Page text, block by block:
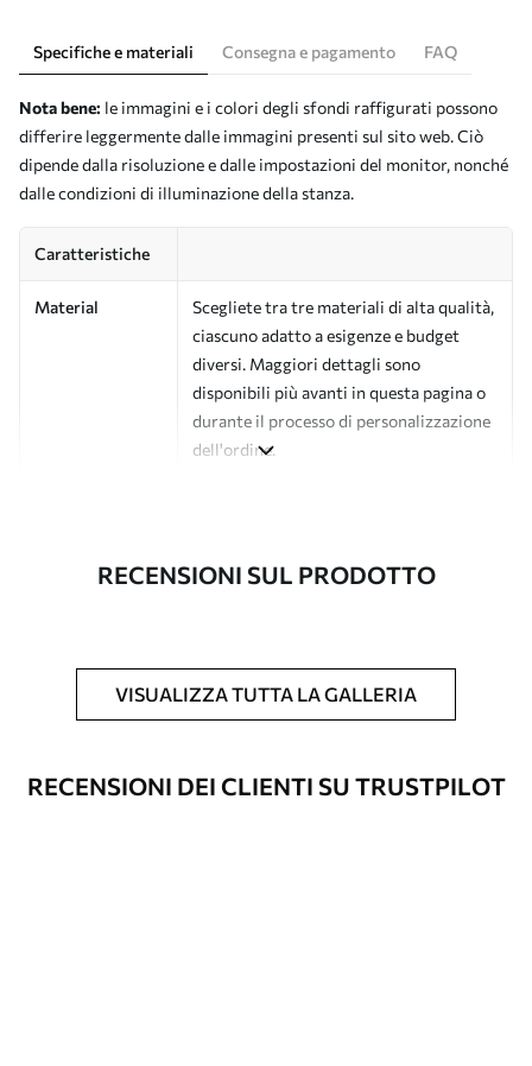
Specifiche e materiali Consegna e pagamento FAQ
Nota bene: le immagini e i colori degli sfondi raffigurati possono
differire leggermente dalle immagini presenti sul sito web. Ciò
dipende dalla risoluzione e dalle impostazioni del monitor, nonché
dalle condizioni di illuminazione della stanza.
Caratteristiche
Material
Scegliete tra tre materiali di alta qualità,
ciascuno adatto a esigenze e budget
diversi. Maggiori dettagli sono
disponibili più avanti in questa pagina o
durante il processo di personalizzazione
dell'ordine.
Produzione
L'immagine viene stampata nel formato
desiderato e tagliata in strisce identiche
Opzioni
È possibile aggiungere un rivestimento
RECENSIONI SUL PRODOTTO
VISUALIZZA TUTTA LA GALLERIA
RECENSIONI DEI CLIENTI SU TRUSTPILOT